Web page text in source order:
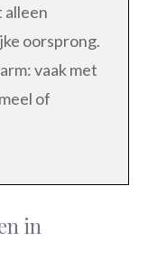
alleen
oorsprong.
vaak met
of
in